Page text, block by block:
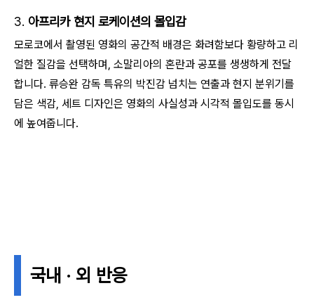
3. 아프리카 현지 로케이션의 몰입감
모로코에서 촬영된 영화의 공간적 배경은 화려함보다 황량하고 리
얼한 질감을 선택하며, 소말리아의 혼란과 공포를 생생하게 전달
합니다. 류승완 감독 특유의 박진감 넘치는 연출과 현지 분위기를
담은 색감, 세트 디자인은 영화의 사실성과 시각적 몰입도를 동시
에 높여줍니다.
국내 · 외 반응